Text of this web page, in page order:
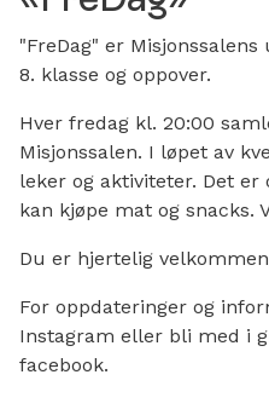
"FreDag" er
8. klasse og oppover.
Hver fredag kl. 20:00
Misjonssalen. I løpet av
leker og aktiviteter. Det er
kan kjøpe mat og snacks.
Du er hjertelig
For oppdateringer og
Instagram eller bli med i
facebook.